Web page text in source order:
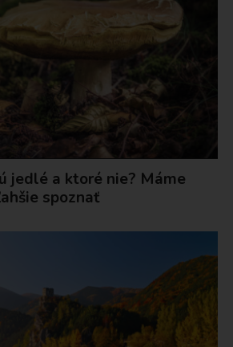
jedlé a ktoré nie? Máme
spoznať